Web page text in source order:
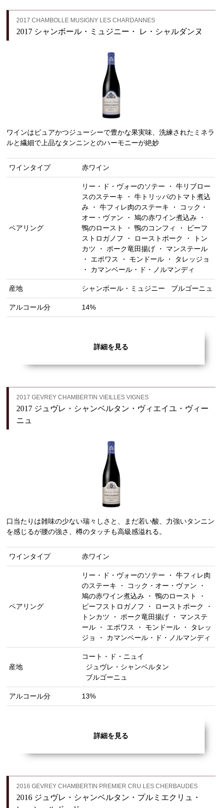
2017 CHAMBOLLE MUSIGNY LES CHARDANNES
2017 シャンボール・ミュジニー・ レ・シャルダンヌ
ワインはピュアかつジューシーで豊かな果実味、洗練されたミネラ
ルと繊細で上品なタンニンとのハーモニーが絶妙
ワインタイプ 赤ワイン
ペアリング
リー・ド・ヴォーのソテー ・ 牛リブロー
スのステーキ ・ 牛トリッパのトマト煮込
み ・ 牛フィレ肉のステーキ ・ コック・
オー・ヴァン ・ 鳩の赤ワイン煮込み ・
鴨のロースト ・ 鴨のコンフィ ・ ビーフ
ストロガノフ ・ ローストポーク ・ トン
カツ ・ ポーク竜田揚げ ・ マンステール
・ エポワス ・ モンドール ・ タレッジョ
・ カマンベール・ド・ノルマンディ
産地 シャンボール・ミュジニー ブルゴーニュ
アルコール分 14%
詳細を見る
2017 GEVREY CHAMBERTIN VIEILLES VIGNES
2017 ジュヴレ・シャンベルタン・ヴィエイユ・ヴィー
ニュ
口当たりは雑味の少ない瑞々しさと、まだ若い酸、力強いタンニン
を感じるが腰の強さ、樽のタッチも高級感溢れる。
ワインタイプ 赤ワイン
ペアリング
リー・ド・ヴォーのソテー ・ 牛フィレ肉
のステーキ ・ コック・オー・ヴァン ・
鳩の赤ワイン煮込み ・ 鴨のロースト ・
ビーフストロガノフ ・ ローストポーク ・
トンカツ ・ ポーク竜田揚げ ・ マンステ
ール ・ エポワス ・ モンドール ・ タレッ
ジョ ・ カマンベール・ド・ノルマンディ
産地
コート・ド・ニュイ
ジュヴレ・シャンベルタン
ブルゴーニュ
アルコール分 13%
詳細を見る
2016 GEVREY CHAMBERTIN PREMIER CRU LES CHERBAUDES
2016 ジュヴレ・シャンベルタン・プルミエクリュ・